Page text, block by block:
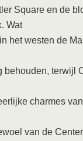
Square en de
Wat
het westen de
behouden, terwijl
charmes
van de